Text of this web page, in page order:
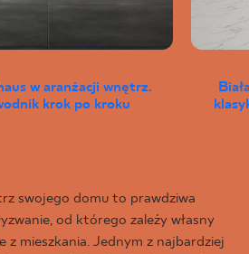
w aranżacji wnętrz.
krok po kroku
swojego domu to prawdziwa
od którego zależy własny
z mieszkania. Jednym z najbardziej